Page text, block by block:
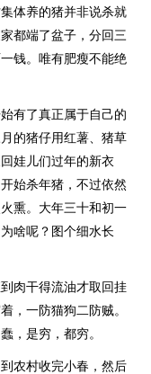
体养的猪并非说杀就
都端了盆子，分回三
钱。唯有肥瘦不能绝
有了真正属于自己的
的猪仔用红薯、猪草
娃儿们过年的新衣
始杀年猪，不过依然
熏。大年三十和初一
啥呢？图个细水长
肉干得流油才取回挂
，一防猫狗二防贼。
，是穷，都穷。
农村收完小春，然后